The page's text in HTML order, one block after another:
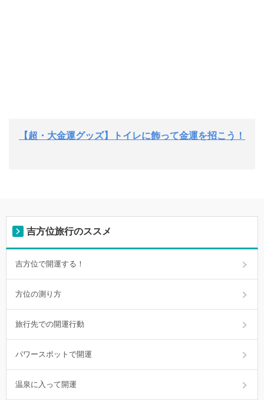
【超・大金運グッズ】トイレに飾って金運を招こう！
吉方位旅行のススメ
吉方位で開運する！
方位の測り方
旅行先での開運行動
パワースポットで開運
温泉に入って開運